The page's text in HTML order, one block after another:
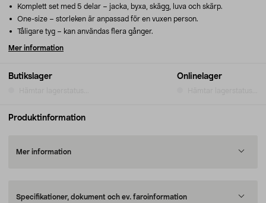
Butikslager Onlinelager
Komplett set med 5 delar – jacka, byxa, skägg, luva och skärp.
One-size – storleken är anpassad för en vuxen person.
Tåligare tyg – kan användas flera gånger.
Mer information
Produktinformation
Mer information
Specifikationer, dokument och ev. faroinformation